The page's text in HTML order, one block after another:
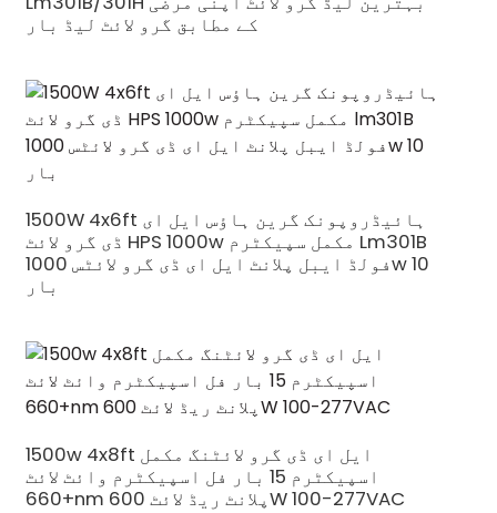
کے مطابق گرو لائٹ لیڈ بار
1500W 4x6ft ہائیڈروپونک گرین ہاؤس ایل ای
ڈی گرو لائٹ HPS 1000w مکمل سپیکٹرم Lm301B
فولڈ ایبل پلانٹ ایل ای ڈی گرو لائٹس 1000w 10
بار
1500w 4x8ft ایل ای ڈی گرو لائٹنگ مکمل
اسپیکٹرم 15 بار فل اسپیکٹرم وائٹ لائٹ
+660nm پلانٹ ریڈ لائٹ 600W 100-277VAC